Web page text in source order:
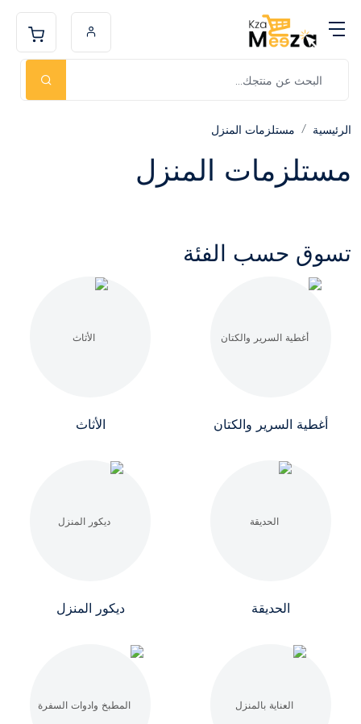
الرئيسية مستلزمات المنزل
مستلزمات المنزل
تسوق حسب الفئة
أغطية السرير والكتان الأثاث
الحديقة ديكور المنزل